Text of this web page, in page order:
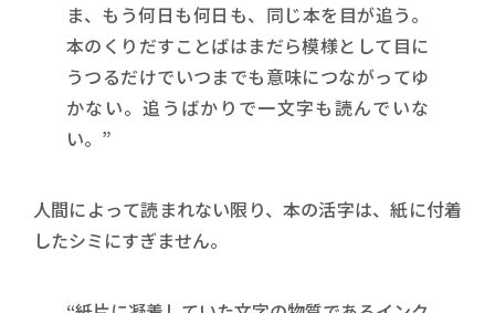
ま、もう何日も何日も、同じ本を目が追う。
本のくりだすことばはまだら模様として目に
うつるだけでいつまでも意味につながってゆ
かない。追うばかりで一文字も読んでいな
い。”
人間によって読まれない限り、本の活字は、紙に付着
したシミにすぎません。